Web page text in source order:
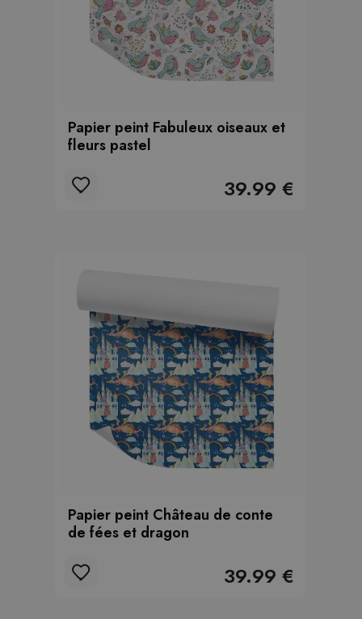
Papier peint Fabuleux oiseaux et
fleurs pastel
39.99 €
Papier peint Château de conte
de fées et dragon
39.99 €